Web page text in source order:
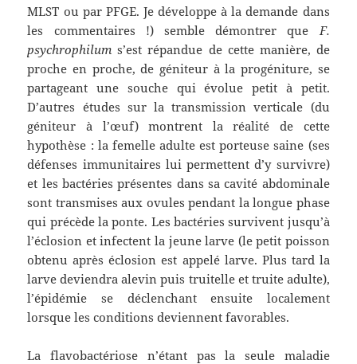
MLST ou par PFGE. Je développe à la demande dans
les commentaires !) semble démontrer que F.
psychrophilum s’est répandue de cette manière, de
proche en proche, de géniteur à la progéniture, se
partageant une souche qui évolue petit à petit.
D’autres études sur la transmission verticale (du
géniteur à l’œuf) montrent la réalité de cette
hypothèse : la femelle adulte est porteuse saine (ses
défenses immunitaires lui permettent d’y survivre)
et les bactéries présentes dans sa cavité abdominale
sont transmises aux ovules pendant la longue phase
qui précède la ponte. Les bactéries survivent jusqu’à
l’éclosion et infectent la jeune larve (le petit poisson
obtenu après éclosion est appelé larve. Plus tard la
larve deviendra alevin puis truitelle et truite adulte),
l’épidémie se déclenchant ensuite localement
lorsque les conditions deviennent favorables.
La flavobactériose n’étant pas la seule maladie